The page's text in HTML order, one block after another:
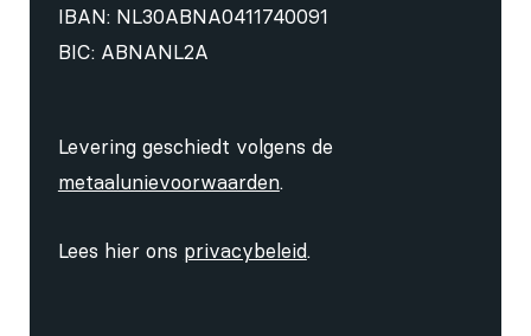
IBAN: NL30ABNA0411740091
BIC: ABNANL2A
Levering geschiedt volgens de
metaalunievoorwaarden.
Lees hier ons privacybeleid.